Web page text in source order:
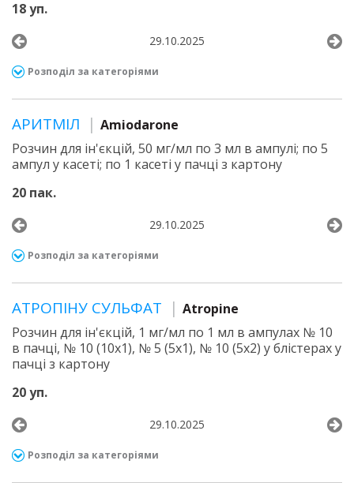
18 уп.
29.10.2025
Розподіл за категоріями
АРИТМІЛ
Amiodarone
Розчин для ін'єкцій, 50 мг/мл по 3 мл в ампулі; по 5
ампул у касеті; по 1 касеті у пачці з картону
20 пак.
29.10.2025
Розподіл за категоріями
АТРОПІНУ СУЛЬФАТ
Atropine
Розчин для ін'єкцій, 1 мг/мл по 1 мл в ампулах № 10
в пачці, № 10 (10х1), № 5 (5х1), № 10 (5х2) у блістерах у
пачці з картону
20 уп.
29.10.2025
Розподіл за категоріями